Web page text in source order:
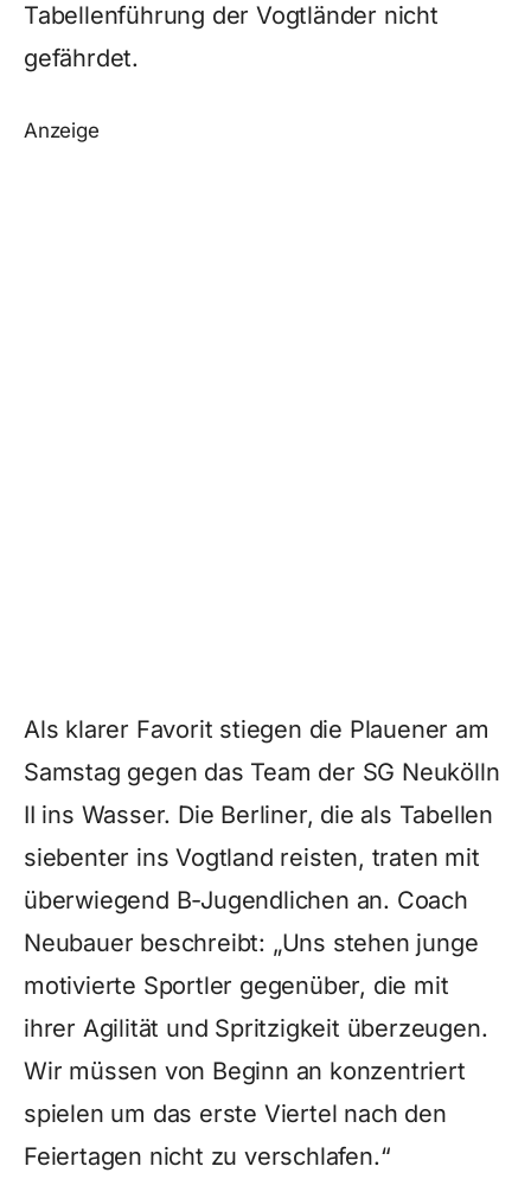
Tabellenführung der Vogtländer nicht
gefährdet.
Anzeige
Als klarer Favorit stiegen die Plauener am
Samstag gegen das Team der SG Neukölln
II ins Wasser. Die Berliner, die als Tabellen
siebenter ins Vogtland reisten, traten mit
überwiegend B-Jugendlichen an. Coach
Neubauer beschreibt: „Uns stehen junge
motivierte Sportler gegenüber, die mit
ihrer Agilität und Spritzigkeit überzeugen.
Wir müssen von Beginn an konzentriert
spielen um das erste Viertel nach den
Feiertagen nicht zu verschlafen.“